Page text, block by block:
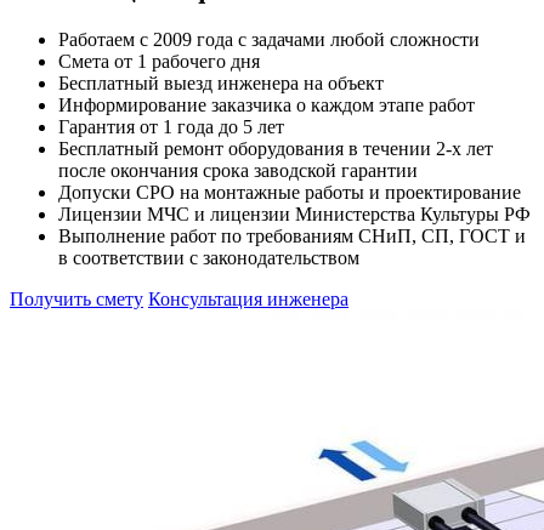
Работаем с 2009 года с задачами любой сложности
Смета от 1 рабочего дня
Бесплатный выезд инженера на объект
Информирование заказчика о каждом этапе работ
Гарантия от 1 года до 5 лет
Бесплатный ремонт оборудования в течении 2-х лет
после окончания срока заводской гарантии
Допуски СРО на монтажные работы и проектирование
Лицензии МЧС и лицензии Министерства Культуры РФ
Выполнение работ по требованиям СНиП, СП, ГОСТ и
в соответствии с законодательством
Получить смету Консультация инженера